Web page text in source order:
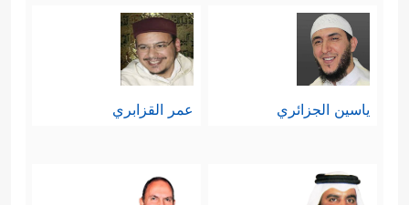
ياسين الجزائري عمر القزابري